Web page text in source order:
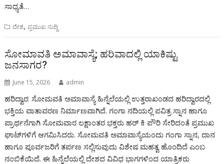
ಸಾಧ್ಯತೆ…
ದೇಶ,ಪ್ರಮುಖ ಸುದ್ದಿ
ಸೋಮಾವತಿ ಅಮಾವಾಸ್ಯೆ; ಹರಿವಾದಲ್ಲಿ ಯಾಕಿಷ್ಟು
ಜನಸಾಗರ?
June 15, 2026 admin
ಹರಿದ್ವಾರ: ಸೋಮವತಿ ಅಮಾವಾಸ್ಯೆ ಹಿನ್ನೆಲೆಯಲ್ಲಿ ಉತ್ತರಾಖಂಡದ ಹರಿದ್ವಾರದಲ್ಲಿ
ಭಕ್ತಿಯ ವಾತಾವರಣ ನಿರ್ಮಾಣವಾಗಿದೆ. ಗಂಗಾ ನದಿಯಲ್ಲಿ ಪವಿತ್ರ ಸ್ನಾನ ಹಾಗೂ
ಪ್ರಾರ್ಥನೆಗಾಗಿ ಸೋಮವಾರ ಲಕ್ಷಾಂತರ ಭಕ್ತರು ಹರ್ ಕಿ ಪೌರಿ ಸೇರಿದಂತೆ ಪ್ರಮುಖ
ಘಾಟ್‌ಗಳಿಗೆ ಆಗಮಿಸಿದರು. ಸೋಮವತಿ ಅಮಾವಾಸ್ಯೆಯಂದು ಗಂಗಾ ಸ್ನಾನ, ದಾನ
ಹಾಗೂ ಪೂರ್ವಜರಿಗೆ ತರ್ಪಣ ಸಲ್ಲಿಸುವುದು ವಿಶೇಷ ಮಹತ್ವ ಹೊಂದಿದೆ ಎಂಬ
ನಂಬಿಕೆಯಿದೆ. ಈ ಹಿನ್ನೆಲೆಯಲ್ಲಿ ದೇಶದ ವಿವಿಧ ಭಾಗಗಳಿಂದ ಯಾತ್ರಿಕರು